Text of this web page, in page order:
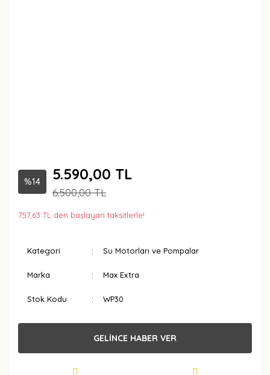
%14 5.590,00 TL
6.500,00 TL
757,63 TL den başlayan taksitlerle!
Kategori Su Motorları ve Pompalar
Marka Max Extra
Stok Kodu WP30
GELİNCE HABER VER